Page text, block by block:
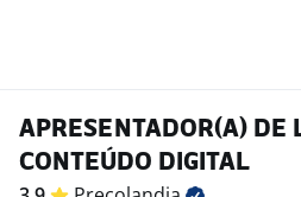
APRESENTADOR(A) DE
CONTEÚDO DIGITAL